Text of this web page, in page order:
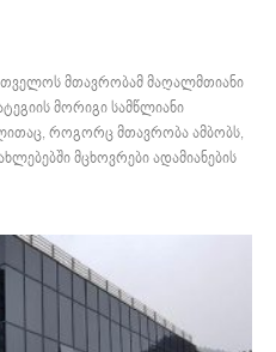
მთავრობამ მაღალმთიანი
მორიგი სამწლიანი
როგორც მთავრობა ამბობს,
მცხოვრები ადამიანების